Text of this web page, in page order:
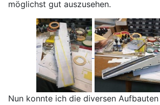
möglichst gut auszusehen.
Nun konnte ich die diversen